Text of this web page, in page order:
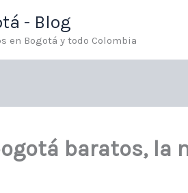
- Blog
en Bogotá y todo Colombia
baratos, la